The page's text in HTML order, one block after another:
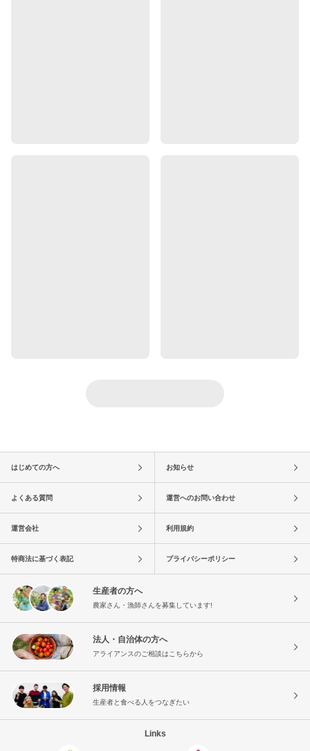
はじめての方へ お知らせ
よくある質問 運営へのお問い合わせ
運営会社 利用規約
特商法に基づく表記 プライバシーポリシー
生産者の方へ
農家さん・漁師さんを募集しています!
法人・自治体の方へ
アライアンスのご相談はこちらから
採用情報
生産者と食べる人をつなぎたい
Links